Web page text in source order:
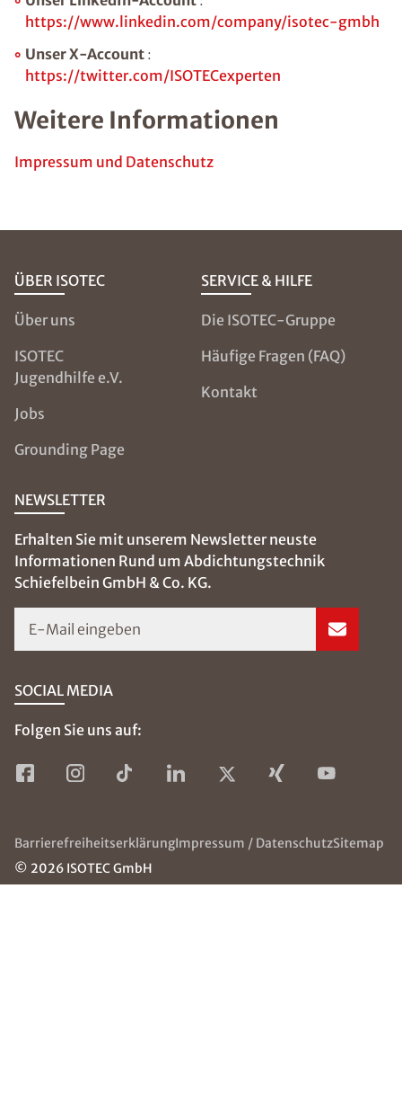
https://www.linkedin.com/company/isotec-gmbh
Unser X-Account :
https://twitter.com/ISOTECexperten
Weitere Informationen
Impressum und Datenschutz
ÜBER ISOTEC
Über uns
ISOTEC
Jugendhilfe e.V.
Jobs
Grounding Page
SERVICE & HILFE
Die ISOTEC-Gruppe
Häufige Fragen (FAQ)
Kontakt
NEWSLETTER
Erhalten Sie mit unserem Newsletter neuste
Informationen Rund um Abdichtungstechnik
Schiefelbein GmbH & Co. KG.
E-Mail eingeben
SOCIAL MEDIA
Folgen Sie uns auf:
BarrierefreiheitserklärungImpressum / DatenschutzSitemap
© 2026 ISOTEC GmbH